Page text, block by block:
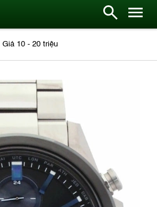
Giá 10 - 20 triệu